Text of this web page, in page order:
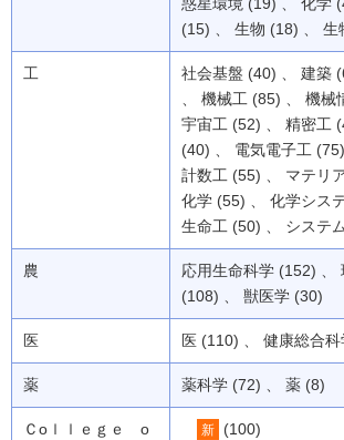
(15) 、 生物 (18) 、 生
工
社会基盤 (40) 、 建築
、 機械工 (85) 、 機
宇宙工 (52) 、 精密工
(40) 、 電気電子工
計数工 (55) 、 マテリ
化学 (55) 、 化学シス
生命工 (50) 、 システ
農
応用生命科学 (152) 、
(108) 、 獣医学 (30)
医 医 (110) 、 健康総合
薬 薬科学 (72) 、 薬 (8)
Ｃоｌｌｅｇｅ о
新 (100)